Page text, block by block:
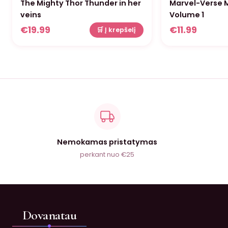
The Mighty Thor Thunder in her
veins
€19.99 🛒 Į krepšelį
Marvel-Verse
Volume 1
€11.99
Nemokamas pristatymas
perkant nuo €25
Dovanatau